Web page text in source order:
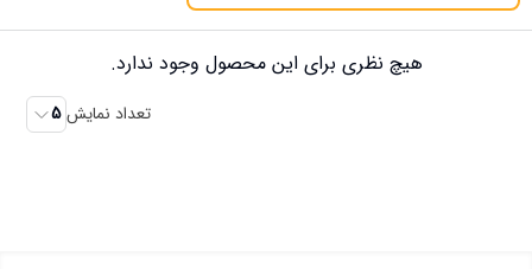
هیچ نظری برای این محصول وجود ندارد.
تعداد نمایش 5